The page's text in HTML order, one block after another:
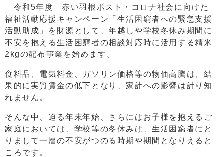
令和5年度 赤い羽根ポスト・コロナ社会に向けた
福祉活動応援キャンペーン「生活困窮者への緊急支援
活動助成」を財源として、年越しや学校冬休み期間に
不安を抱える生活困窮者の相談対応時に活用する精米
2kgの配布事業を始めます。
食料品、電気料金、ガソリン価格等の物価高騰は、結
果的に実質賃金の低下となり、家計への影響は計り知
れません。
そんな中、迫る年末年始、さらにはお子様を抱えるご
家庭においては、学校等の冬休みは、生活困窮者にと
りまして一層の不安がつのる時期や期間となりえると
ころです。